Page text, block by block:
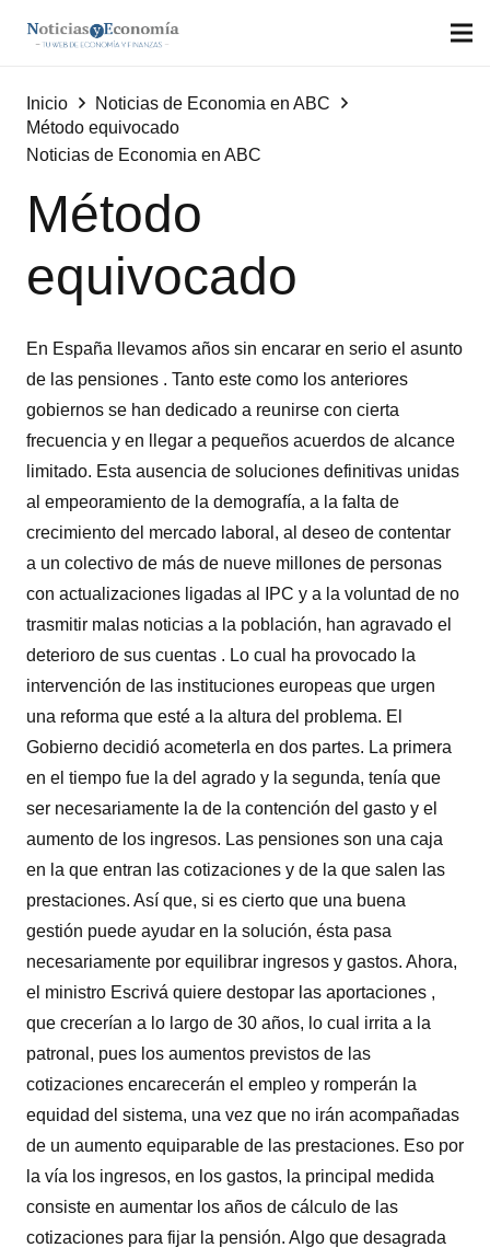
Inicio
Noticias de Economia en ABC
Método equivocado
Noticias de Economia en ABC
Método
equivocado
En España llevamos años sin encarar en serio el asunto
de las pensiones . Tanto este como los anteriores
gobiernos se han dedicado a reunirse con cierta
frecuencia y en llegar a pequeños acuerdos de alcance
limitado. Esta ausencia de soluciones definitivas unidas
al empeoramiento de la demografía, a la falta de
crecimiento del mercado laboral, al deseo de contentar
a un colectivo de más de nueve millones de personas
con actualizaciones ligadas al IPC y a la voluntad de no
trasmitir malas noticias a la población, han agravado el
deterioro de sus cuentas . Lo cual ha provocado la
intervención de las instituciones europeas que urgen
una reforma que esté a la altura del problema. El
Gobierno decidió acometerla en dos partes. La primera
en el tiempo fue la del agrado y la segunda, tenía que
ser necesariamente la de la contención del gasto y el
aumento de los ingresos. Las pensiones son una caja
en la que entran las cotizaciones y de la que salen las
prestaciones. Así que, si es cierto que una buena
gestión puede ayudar en la solución, ésta pasa
necesariamente por equilibrar ingresos y gastos. Ahora,
el ministro Escrivá quiere destopar las aportaciones ,
que crecerían a lo largo de 30 años, lo cual irrita a la
patronal, pues los aumentos previstos de las
cotizaciones encarecerán el empleo y romperán la
equidad del sistema, una vez que no irán acompañadas
de un aumento equiparable de las prestaciones. Eso por
la vía los ingresos, en los gastos, la principal medida
consiste en aumentar los años de cálculo de las
cotizaciones para fijar la pensión. Algo que desagrada